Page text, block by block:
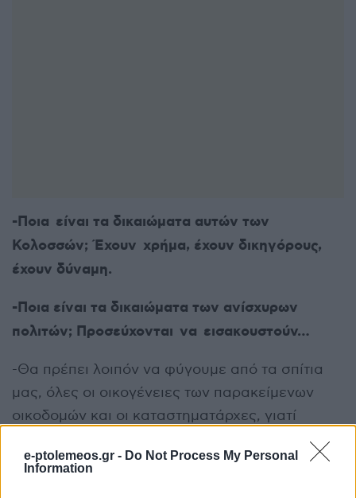
e-ptolemeos.gr - Do Not Process My Personal
Information
-Ποια είναι τα δικαιώματα αυτών των
Κολοσσών; Έχουν χρήμα, έχουν δικηγόρους,
έχουν δύναμη.
-Ποια είναι τα δικαιώματα των ανίσχυρων
πολιτών; Προσεύχονται να εισακουστούν…
-Θα πρέπει λοιπόν να φύγουμε από τα σπίτια
μας, όλες οι οικογένειες των παρακείμενων
οικοδομών και οι καταστηματάρχες, γιατί
πρέπει να φύγουμε κι εμείς από την πόλη μας,